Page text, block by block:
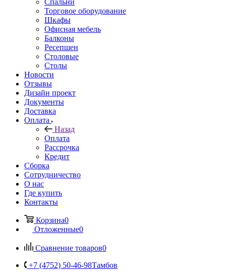
Спальни
Торговое оборудование
Шкафы
Офисная мебель
Балконы
Ресепшен
Столовые
Столы
Новости
Отзывы
Дизайн проект
Документы
Доставка
Оплата
Назад
Оплата
Рассрочка
Кредит
Сборка
Сотрудничество
О нас
Где купить
Контакты
Корзина0
Отложенные0
Сравнение товаров0
+7 (4752) 50-46-98Тамбов